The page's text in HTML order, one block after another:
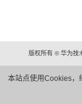
本站点使用Cookies，
版权所有 © 华为技